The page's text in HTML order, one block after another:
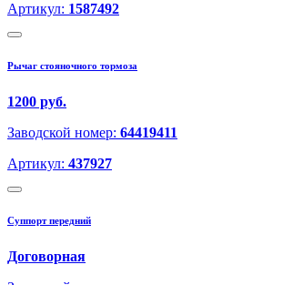
Артикул: 1587492
Рычаг стояночного тормоза
1200 руб.
Заводской номер: 64419411
Артикул: 437927
Суппорт передний
Договорная